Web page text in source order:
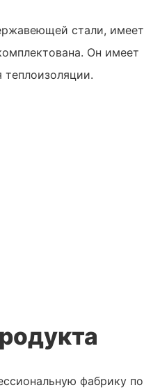
стали, имеет
Он имеет
теплоизоляции.
фабрику по